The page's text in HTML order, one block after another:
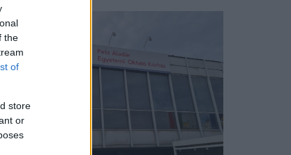
the
of
store
or